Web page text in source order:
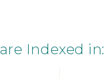
Indexed in: